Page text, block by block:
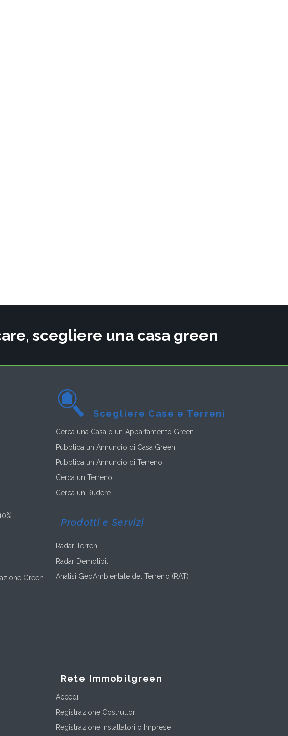
scegliere una casa green
Green
Scegliere Case e Terreni
Cerca una Casa o un Appartamento Green
Pubblica un Annuncio di Casa Green
Pubblica un Annuncio di Terreno
Cerca un Terreno
Cerca un Rudere
Prodotti e Servizi
Radar Terreni
Radar Demolibili
Analisi GeoAmbientale del Terreno (RAT)
Rete Immobilgreen
Accedi
Registrazione Costruttori
Registrazione Installatori o Imprese